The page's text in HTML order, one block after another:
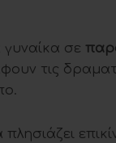
σε
τις
πλησιάζει